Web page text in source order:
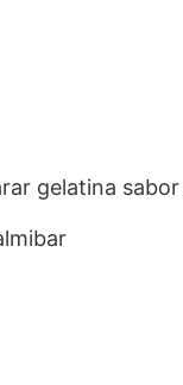
gelatina